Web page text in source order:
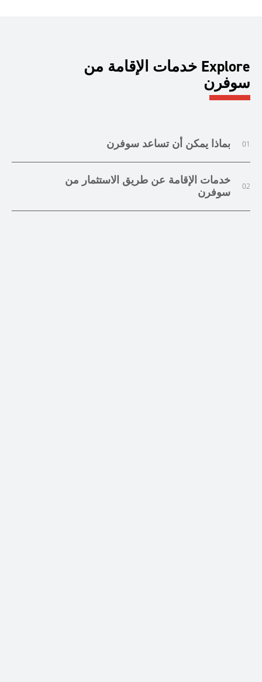
Explore خدمات الإقامة من
سوفرن
01 بماذا يمكن أن تساعد سوفرن
02
خدمات الإقامة عن طريق الاستثمار من
سوفرن